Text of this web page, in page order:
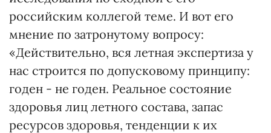
российским коллегой теме. И вот его
мнение по затронутому вопросу:
«Действительно, вся летная экспертиза у
нас строится по допусковому принципу:
годен - не годен. Реальное состояние
здоровья лиц летного состава, запас
ресурсов здоровья, тенденции к их